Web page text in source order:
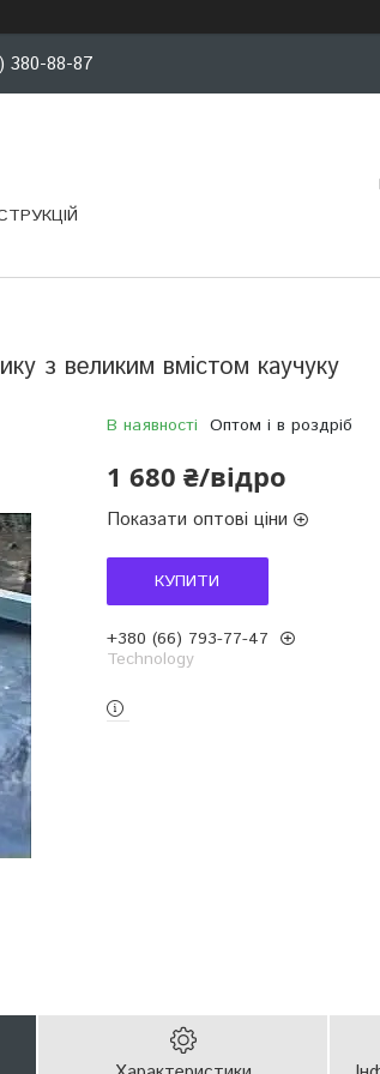
380-88-87
з великим вмістом каучуку
В наявності Оптом і в роздріб
1 680 ₴/відро
Показати оптові ціни
КУПИТИ
+380 (66) 793-77-47
Technology